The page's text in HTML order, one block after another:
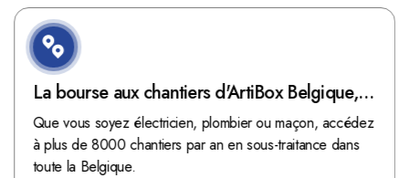
La bourse aux chantiers d'ArtiBox Belgique,
véritable mine d'or !
Que vous soyez électricien, plombier ou maçon, accédez
à plus de 8000 chantiers par an en sous-traitance dans
toute la Belgique.